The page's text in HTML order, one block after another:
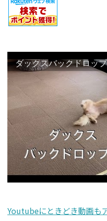
ダックスバックドロップ
Youtubeにときどき動画も